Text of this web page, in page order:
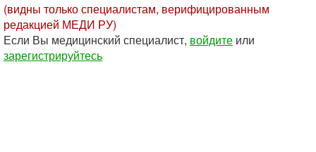
(видны только специалистам, верифицированным
редакцией МЕДИ РУ)
Если Вы медицинский специалист, войдите или
зарегистрируйтесь